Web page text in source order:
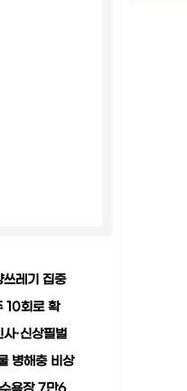
레기 집중
10회로 확
·신상필벌
병해충 비상